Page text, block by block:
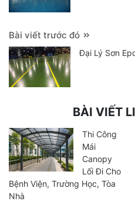
Bài viết trước đó
Đại Lý Sơn
BÀI VIẾT
Thi Công
Mái
Canopy
Lối Đi Cho
Bệnh Viện, Trường Học, Tòa
Nhà